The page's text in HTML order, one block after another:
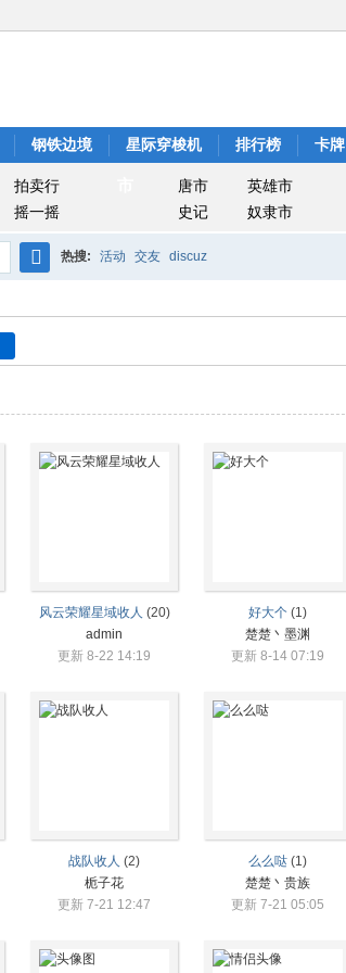
钢铁边境 星际穿梭机 排行榜 卡牌
拍卖行
摇一摇
唐市
英雄市
史记
奴隶市
索
热搜: 活动 交友 discuz
风云荣耀星域收人 (20)
admin
更新 8-22 14:19
好大个 (1)
楚楚丶墨渊
更新 8-14 07:19
战队收人 (2)
栀子花
更新 7-21 12:47
么么哒 (1)
楚楚丶贵族
更新 7-21 05:05